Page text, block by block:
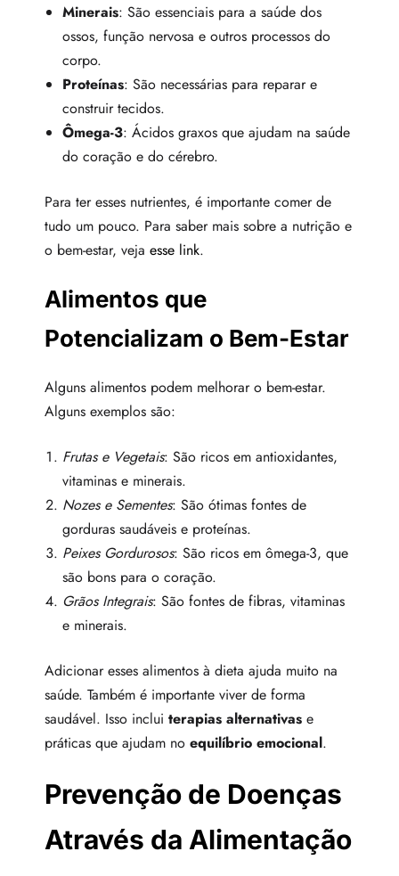
Minerais: São essenciais para a saúde dos
ossos, função nervosa e outros processos do
corpo.
Proteínas: São necessárias para reparar e
construir tecidos.
Ômega-3: Ácidos graxos que ajudam na saúde
do coração e do cérebro.
Para ter esses nutrientes, é importante comer de
tudo um pouco. Para saber mais sobre a nutrição e
o bem-estar, veja esse link.
Alimentos que
Potencializam o Bem-Estar
Alguns alimentos podem melhorar o bem-estar.
Alguns exemplos são:
Frutas e Vegetais: São ricos em antioxidantes,
vitaminas e minerais.
Nozes e Sementes: São ótimas fontes de
gorduras saudáveis e proteínas.
Peixes Gordurosos: São ricos em ômega-3, que
são bons para o coração.
Grãos Integrais: São fontes de fibras, vitaminas
e minerais.
Adicionar esses alimentos à dieta ajuda muito na
saúde. Também é importante viver de forma
saudável. Isso inclui terapias alternativas e
práticas que ajudam no equilíbrio emocional.
Prevenção de Doenças
Através da Alimentação